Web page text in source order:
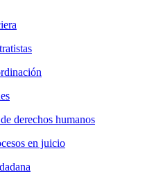
derechos humanos
en juicio